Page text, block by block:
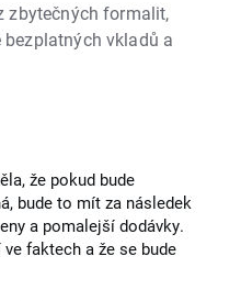
zbytečných formalit,
vkladů a
že pokud bude
bude to mít za následek
a pomalejší dodávky.
faktech a že se bude